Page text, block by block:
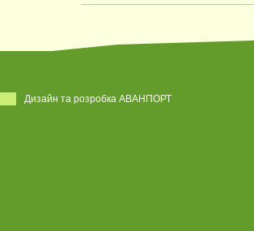
Дизайн та розробка АВАНПОРТ